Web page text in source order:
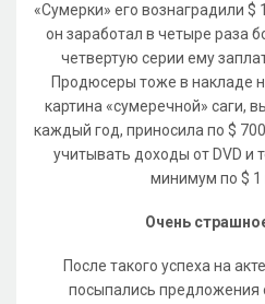
«Сумерки» его вознаградили $
он заработал в четыре раза
четвертую серии ему
Продюсеры тоже в накладе
картина «сумеречной» саги,
каждый год, приносила по $
учитывать доходы от DVD и
минимум по $ 1
Очень
После такого успеха на
посыпались предложения